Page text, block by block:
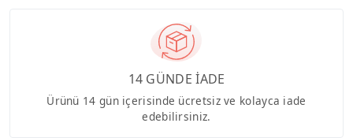
14 GÜNDE İADE
Ürünü 14 gün içerisinde ücretsiz ve kolayca iade
edebilirsiniz.